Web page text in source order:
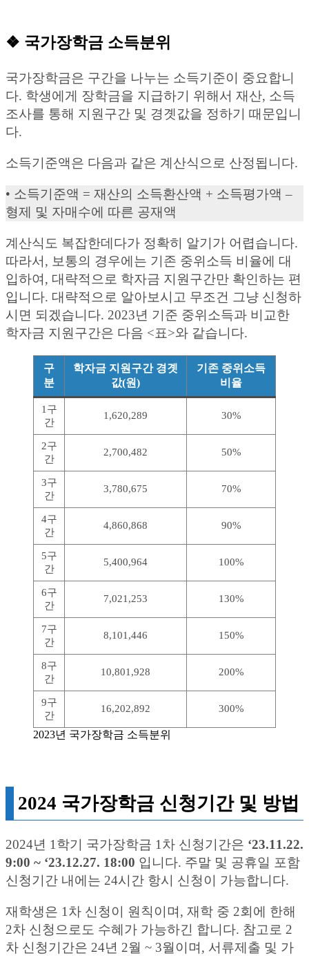
❖ 국가장학금 소득분위
국가장학금은 구간을 나누는 소득기준이 중요합니
다. 학생에게 장학금을 지급하기 위해서 재산, 소득
조사를 통해 지원구간 및 경곗값을 정하기 때문입니
다.
소득기준액은 다음과 같은 계산식으로 산정됩니다.
• 소득기준액 = 재산의 소득환산액 + 소득평가액 –
형제 및 자매수에 따른 공재액
계산식도 복잡한데다가 정확히 알기가 어렵습니다.
따라서, 보통의 경우에는 기존 중위소득 비율에 대
입하여, 대략적으로 학자금 지원구간만 확인하는 편
입니다. 대략적으로 알아보시고 무조건 그냥 신청하
시면 되겠습니다. 2023년 기준 중위소득과 비교한
학자금 지원구간은 다음 <표>와 같습니다.
구
분
학자금 지원구간 경곗
값(원)
기존 중위소득
비율
1구
간
1,620,289 30%
2구
간
2,700,482 50%
3구
간
3,780,675 70%
4구
간
4,860,868 90%
5구
간
5,400,964 100%
6구
간
7,021,253 130%
7구
간
8,101,446 150%
8구
간
10,801,928 200%
9구
간
16,202,892 300%
2023년 국가장학금 소득분위
2024 국가장학금 신청기간 및 방법
2024년 1학기 국가장학금 1차 신청기간은 ‘23.11.22.
9:00 ~ ‘23.12.27. 18:00 입니다. 주말 및 공휴일 포함
신청기간 내에는 24시간 항시 신청이 가능합니다.
재학생은 1차 신청이 원칙이며, 재학 중 2회에 한해
2차 신청으로도 수혜가 가능하긴 합니다. 참고로 2
차 신청기간은 24년 2월 ~ 3월이며, 서류제출 및 가